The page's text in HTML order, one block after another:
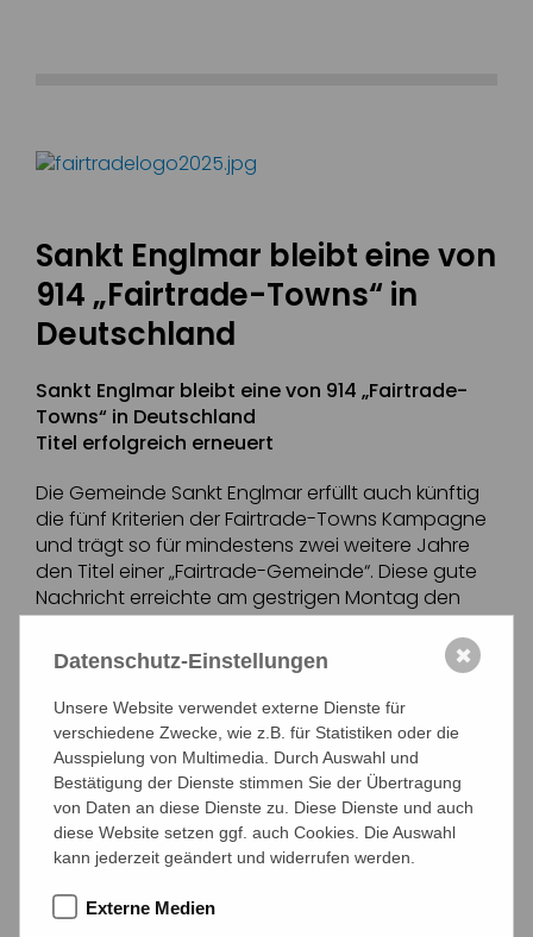
Sankt Englmar bleibt eine von
914 „Fairtrade-Towns“ in
Deutschland
Sankt Englmar bleibt eine von 914 „Fairtrade-
Towns“ in Deutschland
Titel erfolgreich erneuert
Die Gemeinde Sankt Englmar erfüllt auch künftig
die fünf Kriterien der Fairtrade-Towns Kampagne
und trägt so für mindestens zwei weitere Jahre
den Titel einer „Fairtrade-Gemeinde“. Diese gute
Nachricht erreichte am gestrigen Montag den
Sprecher der Steuerungsgruppe, Bernhard
Englberger per E-Mail, der sie auch gleich an seine
Mitstreiter in der örtlichen Steuerungsgruppe
weitergab.
Bürgermeister Anton Piermeier freute sich über die
Verlängerung des Titels sehr: „Die Aktualisierung
der Auszeichnung ist ein schönes Zeugnis für die
nachhaltige Verankerung des fairen Handels in
Sankt Englmar. Ein großer Dank gilt allen
gemeinsame Ziel konstruktiv und eng
Datenschutz-Einstellungen
Unsere Website verwendet externe Dienste für
verschiedene Zwecke, wie z.B. für Statistiken oder die
Ausspielung von Multimedia. Durch Auswahl und
Bestätigung der Dienste stimmen Sie der Übertragung
von Daten an diese Dienste zu. Diese Dienste und auch
diese Website setzen ggf. auch Cookies. Die Auswahl
kann jederzeit geändert und widerrufen werden.
Externe Medien
✖